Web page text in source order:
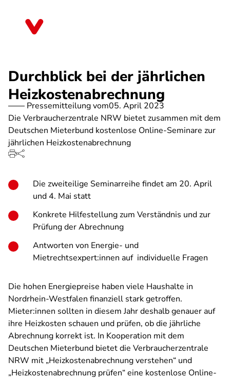
Durchblick bei der jährlichen
Heizkostenabrechnung
Pressemitteilung vom05. April 2023
Die Verbraucherzentrale NRW bietet zusammen mit dem
Deutschen Mieterbund kostenlose Online-Seminare zur
jährlichen Heizkostenabrechnung
Die zweiteilige Seminarreihe findet am 20. April
und 4. Mai statt
Konkrete Hilfestellung zum Verständnis und zur
Prüfung der Abrechnung
Antworten von Energie- und
Mietrechtsexpert:innen auf individuelle Fragen
Die hohen Energiepreise haben viele Haushalte in
Nordrhein-Westfalen finanziell stark getroffen.
Mieter:innen sollten in diesem Jahr deshalb genauer auf
ihre Heizkosten schauen und prüfen, ob die jährliche
Abrechnung korrekt ist. In Kooperation mit dem
Deutschen Mieterbund bietet die Verbraucherzentrale
NRW mit „Heizkostenabrechnung verstehen“ und
„Heizkostenabrechnung prüfen“ eine kostenlose Online-